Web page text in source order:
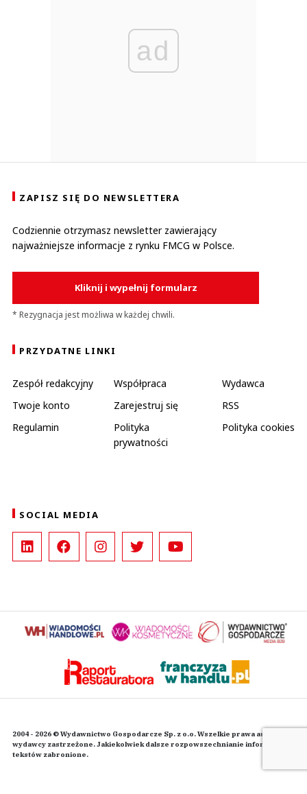
ad
ZAPISZ SIĘ DO NEWSLETTERA
Codziennie otrzymasz newsletter zawierający
najważniejsze informacje z rynku FMCG w Polsce.
Kliknij i wypełnij formularz
* Rezygnacja jest możliwa w każdej chwili.
PRZYDATNE LINKI
Zespół redakcyjny Współpraca
Wydawca
Twoje konto
Zarejestruj się
RSS
Regulamin
Polityka
prywatności
Polityka cookies
SOCIAL MEDIA
2004 - 2026 © Wydawnictwo Gospodarcze Sp. z o.o. Wszelkie prawa autorskie
wydawcy zastrzeżone. Jakiekolwiek dalsze rozpowszechnianie informacji i
tekstów zabronione.